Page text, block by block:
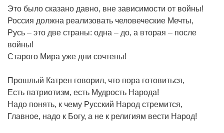
Это было сказано давно, вне зависимости от войны!
Россия должна реализовать человеческие Мечты,
Русь – это две страны: одна – до, а вторая – после
войны!
Старого Мира уже дни сочтены!
Прошлый Катрен говорил, что пора готовиться,
Есть патриотизм, есть Мудрость Народа!
Надо понять, к чему Русский Народ стремится,
Главное, надо к Богу, а не к религиям вести Народ!